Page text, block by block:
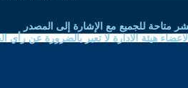
متاحة للجميع مع الإشارة إلى المصدر
هيئة الادارة لا تعبر بالضرورة عن رأي